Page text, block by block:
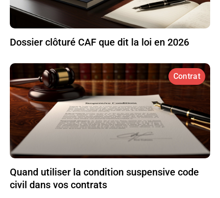
Dossier clôturé CAF que dit la loi en 2026
Contrat
Quand utiliser la condition suspensive code
civil dans vos contrats